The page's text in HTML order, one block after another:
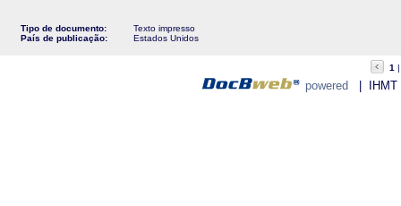
Tipo de documento:
Texto impresso
País de publicação:
Estados Unidos
1
powered | IHMT -